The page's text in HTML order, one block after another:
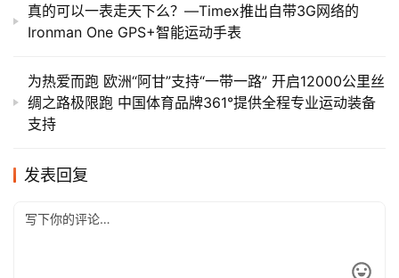
真的可以一表走天下么？—Timex推出自带3G网络的
Ironman One GPS+智能运动手表
为热爱而跑 欧洲“阿甘”支持“一带一路” 开启12000公里丝
绸之路极限跑 中国体育品牌361°提供全程专业运动装备
支持
发表回复